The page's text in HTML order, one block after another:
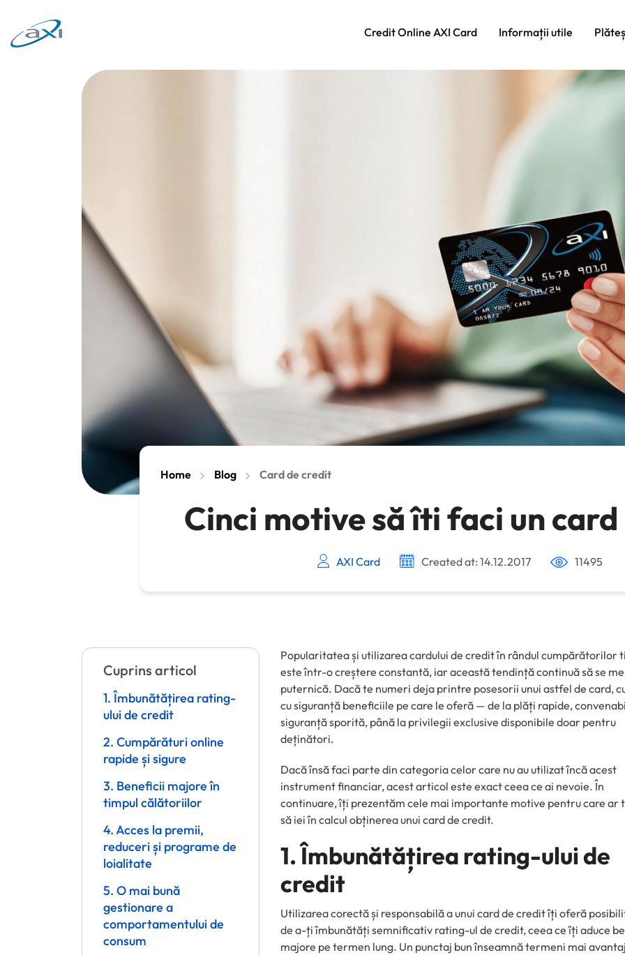
Credit Online AXI Card Informații utile
Home Blog Card de credit
Cinci motive să îti faci un
AXI Card Created at: 14.12.2017 11495
Cuprins articol
1. Îmbunătățirea rating-
ului de credit
2. Cumpărături online
rapide și sigure
3. Beneficii majore în
timpul călătoriilor
4. Acces la premii,
reduceri și programe de
loialitate
5. O mai bună
gestionare a
comportamentului de
consum
Popularitatea și utilizarea cardului de credit în rândul cumpărătorilor
este într-o creștere constantă, iar această tendință continuă să se
puternică. Dacă te numeri deja printre posesorii unui astfel de card,
cu siguranță beneficiile pe care le oferă — de la plăți rapide,
siguranță sporită, până la privilegii exclusive disponibile doar pentru
deținători.
Dacă însă faci parte din categoria celor care nu au utilizat încă acest
instrument financiar, acest articol este exact ceea ce ai nevoie. În
continuare, îți prezentăm cele mai importante motive pentru care ar
să iei în calcul obținerea unui card de credit.
1. Îmbunătățirea rating-ului de
credit
Utilizarea corectă și responsabilă a unui card de credit îți oferă
de a-ți îmbunătăți semnificativ rating-ul de credit, ceea ce îți aduce
majore pe termen lung. Un punctaj bun înseamnă termeni mai